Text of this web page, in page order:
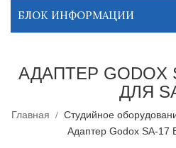
БЛОК ИНФОРМАЦИИ
АДАПТЕР GODOX
ДЛЯ
Главная Студийное
Адаптер Godox SA-17